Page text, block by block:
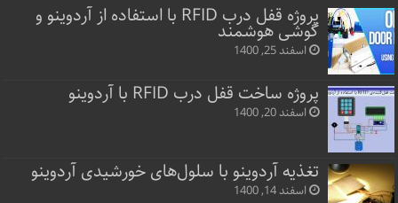
پروژه قفل‌ درب RFID با استفاده از آردوینو و
گوشی هوشمند
اسفند 25, 1400
پروژه ساخت قفل‌ درب RFID با آردوینو
اسفند 20, 1400
تغذیه آردوینو با سلول‌های خورشیدی آردوینو
اسفند 14, 1400